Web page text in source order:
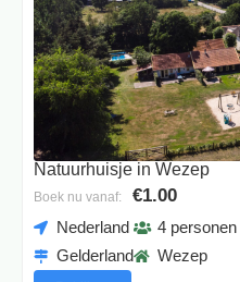
Natuurhuisje in Wezep
Boek nu vanaf: €1.00
Nederland
Gelderland
4 personen
Wezep